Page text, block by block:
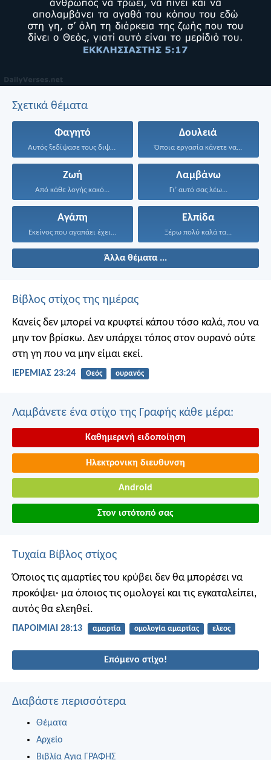
Σχετικά θέματα
Φαγητό
Αυτός ξεδίψασε τους διψασμένους...
Δουλειά
Όποια εργασία κάνετε να...
Ζωή
Από κάθε λογής κακό...
Λαμβάνω
Γι’ αυτό σας λέω...
Αγάπη
Εκείνος που αγαπάει έχει...
Ελπίδα
Ξέρω πολύ καλά τα...
Άλλα θέματα ...
Βίβλος στίχος της ημέρας
Κανείς δεν μπορεί να κρυφτεί κάπου τόσο καλά, που να
μην τον βρίσκω. Δεν υπάρχει τόπος στον ουρανό ούτε
στη γη που να μην είμαι εκεί.
ΙΕΡΕΜΙΑΣ 23:24 Θεός ουρανός
Λαμβάνετε ένα στίχο της Γραφής κάθε μέρα:
Καθημερινή ειδοποίηση
Ηλεκτρονικη διευθυνση
Android
Στον ιστότοπό σας
Τυχαία Βίβλος στίχος
Όποιος τις αμαρτίες του κρύβει δεν θα μπορέσει να
προκόψει· μα όποιος τις ομολογεί και τις εγκαταλείπει,
αυτός θα ελεηθεί.
ΠΑΡΟΙΜΙΑΙ 28:13 αμαρτία ομολογία αμαρτίας ελεος
Επόμενο στίχο!
Διαβάστε περισσότερα
Θέματα
Αρχείο
Βιβλία Αγια ΓΡΑΦΗΣ